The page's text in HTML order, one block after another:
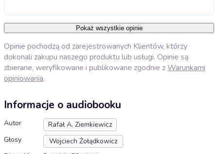
Pokaż wszystkie opinie
Opinie pochodzą od zarejestrowanych Klientów, którzy
dokonali zakupu naszego produktu lub usługi. Opinie są
zbierane, weryfikowane i publikowane zgodnie zWarunkami
opiniowania.
Informacje o audiobooku
Autor
Rafał A. Ziemkiewicz
Głosy
Wojciech Żołądkowicz